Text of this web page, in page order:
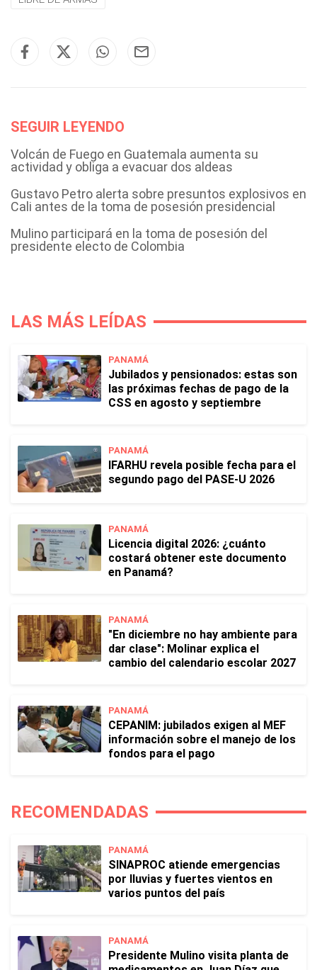
SEGUIR LEYENDO
Volcán de Fuego en Guatemala aumenta su
actividad y obliga a evacuar dos aldeas
Gustavo Petro alerta sobre presuntos explosivos en
Cali antes de la toma de posesión presidencial
Mulino participará en la toma de posesión del
presidente electo de Colombia
LAS MÁS LEÍDAS
PANAMÁ
Jubilados y pensionados: estas son
las próximas fechas de pago de la
CSS en agosto y septiembre
PANAMÁ
IFARHU revela posible fecha para el
segundo pago del PASE-U 2026
PANAMÁ
Licencia digital 2026: ¿cuánto
costará obtener este documento
en Panamá?
PANAMÁ
"En diciembre no hay ambiente para
dar clase": Molinar explica el
cambio del calendario escolar 2027
PANAMÁ
CEPANIM: jubilados exigen al MEF
información sobre el manejo de los
fondos para el pago
RECOMENDADAS
PANAMÁ
SINAPROC atiende emergencias
por lluvias y fuertes vientos en
varios puntos del país
PANAMÁ
Presidente Mulino visita planta de